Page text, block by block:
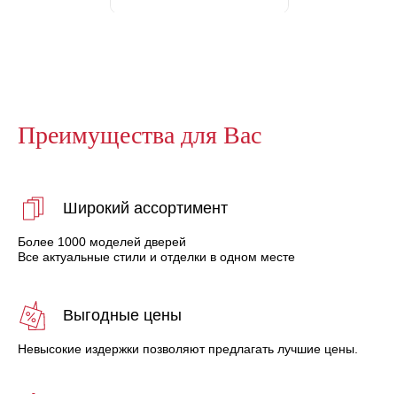
Преимущества для Вас
Широкий ассортимент
Более 1000 моделей дверей
Все актуальные стили и отделки в одном месте
Выгодные цены
Невысокие издержки позволяют предлагать лучшие цены.